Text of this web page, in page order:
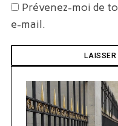
Prévenez-moi de
e-mail.